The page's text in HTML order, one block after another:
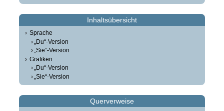
Inhaltsübersicht
Sprache
„Du“-Version
„Sie“-Version
Grafiken
„Du“-Version
„Sie“-Version
Querverweise